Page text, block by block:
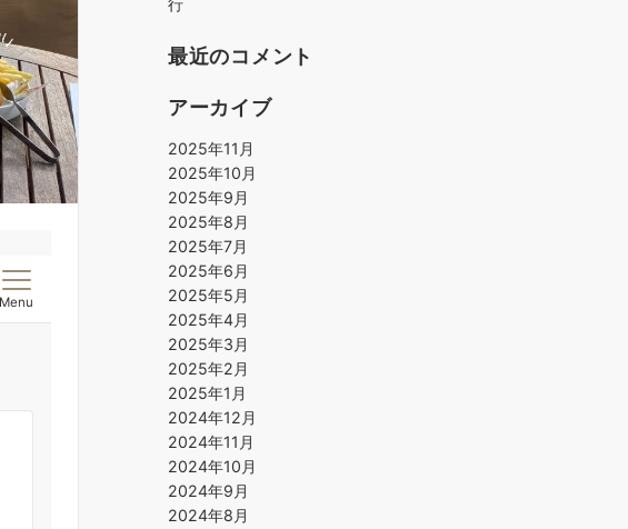
行
最近のコメント
アーカイブ
2025年11月
2025年10月
2025年9月
2025年8月
2025年7月
2025年6月
2025年5月
2025年4月
2025年3月
2025年2月
2025年1月
2024年12月
2024年11月
2024年10月
2024年9月
2024年8月